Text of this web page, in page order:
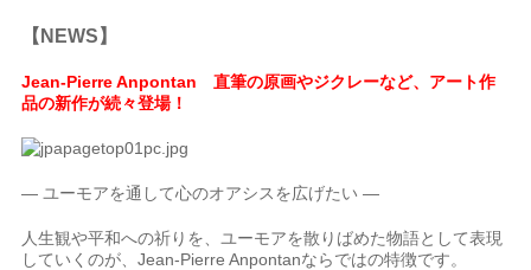
【NEWS】
Jean-Pierre Anpontan 直筆の原画やジクレーなど、アート作
品の新作が続々登場！
― ユーモアを通して心のオアシスを広げたい ―
人生観や平和への祈りを、ユーモアを散りばめた物語として表現
していくのが、Jean-Pierre Anpontanならではの特徴です。